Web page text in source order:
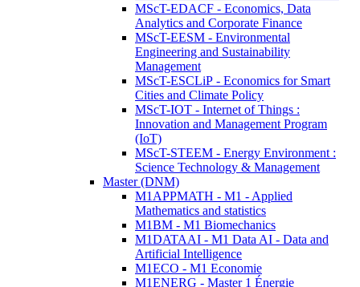
MScT-EDACF - Economics, Data
Analytics and Corporate Finance
MScT-EESM - Environmental
Engineering and Sustainability
Management
MScT-ESCLiP - Economics for Smart
Cities and Climate Policy
MScT-IOT - Internet of Things :
Innovation and Management Program
(IoT)
MScT-STEEM - Energy Environment :
Science Technology & Management
Master (DNM)
M1APPMATH - M1 - Applied
Mathematics and statistics
M1BM - M1 Biomechanics
M1DATAAI - M1 Data AI - Data and
Artificial Intelligence
M1ECO - M1 Economie
M1ENERG - Master 1 Énergie